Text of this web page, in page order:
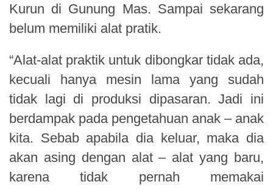
Kurun di Gunung Mas. Sampai sekarang
belum memiliki alat pratik.
“Alat-alat praktik untuk dibongkar tidak ada,
kecuali hanya mesin lama yang sudah
tidak lagi di produksi dipasaran. Jadi ini
berdampak pada pengetahuan anak – anak
kita. Sebab apabila dia keluar, maka dia
akan asing dengan alat – alat yang baru,
karena tidak pernah memakai